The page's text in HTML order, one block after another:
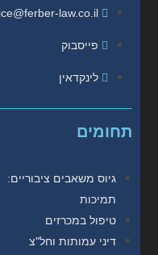
תחומים
גיוס משאבים ציבוריים:
תמיכות
טיפול במכרזים
דיני עמותות וחל"צ
law.co.il
פייסבוק
לינקדאין